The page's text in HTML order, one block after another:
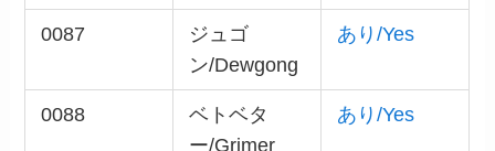
0087
ジュゴ
ン/Dewgong
あり/Yes
0088
ベトベタ
ー/Grimer
あり/Yes